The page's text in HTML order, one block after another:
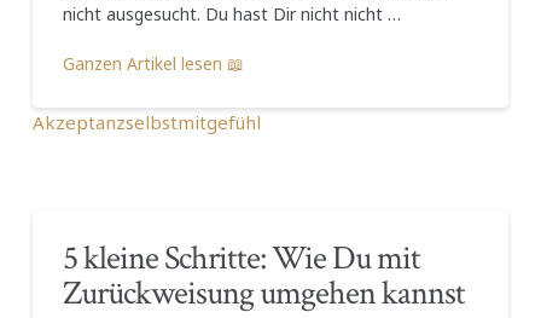
nicht ausgesucht. Du hast Dir nicht nicht …
Ganzen Artikel lesen 📖
Akzeptanzselbstmitgefühl
5 kleine Schritte: Wie Du mit
Zurückweisung umgehen kannst